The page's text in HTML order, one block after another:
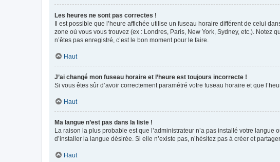
Les heures ne sont pas correctes !
Il est possible que l’heure affichée utilise un fuseau horaire différent de celui
zone où vous vous trouvez (ex : Londres, Paris, New York, Sydney, etc.). Notez
n’êtes pas enregistré, c’est le bon moment pour le faire.
Haut
J’ai changé mon fuseau horaire et l’heure est toujours incorrecte !
Si vous êtes sûr d’avoir correctement paramétré votre fuseau horaire et que
Haut
Ma langue n’est pas dans la liste !
La raison la plus probable est que l’administrateur n’a pas installé votre
d’installer la langue désirée. Si elle n’existe pas, n’hésitez pas à créer et
Haut